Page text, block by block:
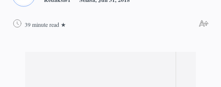
39 minute read